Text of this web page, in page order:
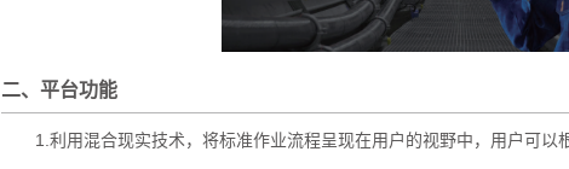
二、平台功能
1.利用混合现实技术，将标准作业流程呈现在用户的视野中，用户可以